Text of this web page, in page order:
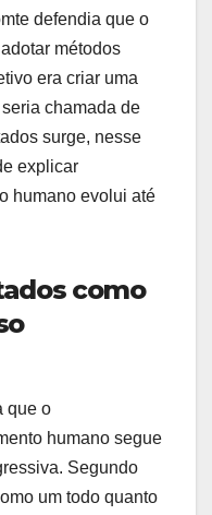
defendia que o
métodos
era criar uma
chamada de
surge, nesse
explicar
humano evolui até
como
que o
humano segue
Segundo
um todo quanto